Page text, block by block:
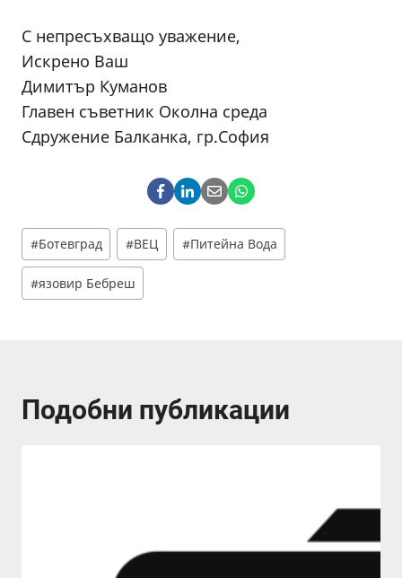
С непресъхващо уважение,
Искрено Ваш
Димитър Куманов
Главен съветник Околна среда
Сдружение Балканка, гр.София
Post
Tags:
#Ботевград #ВЕЦ #Питейна Вода
#язовир Бебреш
Подобни публикации